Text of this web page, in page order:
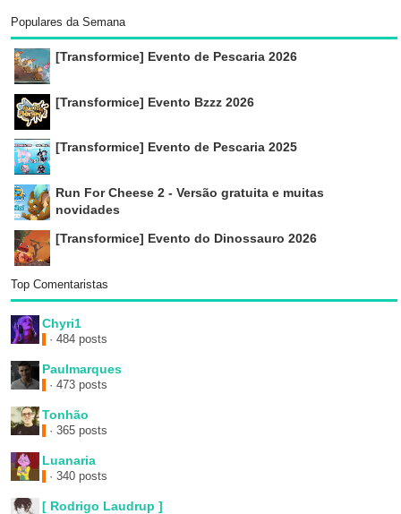
Populares da Semana
[Transformice] Evento de Pescaria 2026
[Transformice] Evento Bzzz 2026
[Transformice] Evento de Pescaria 2025
Run For Cheese 2 - Versão gratuita e muitas
novidades
[Transformice] Evento do Dinossauro 2026
Top Comentaristas
Chyri1
· 484 posts
Paulmarques
· 473 posts
Tonhão
· 365 posts
Luanaria
· 340 posts
[ Rodrigo Laudrup ]